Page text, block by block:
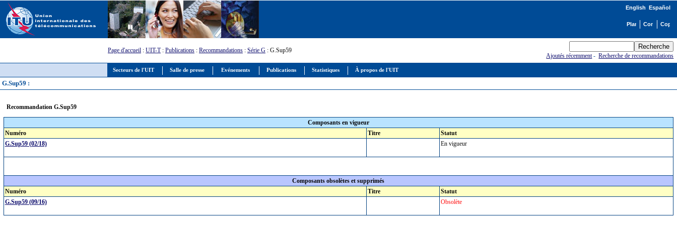
Secteurs de l'UIT Salle de presse Evénements Publications Statistiques À propos de l'UIT
English Español
Page d'accueil : UIT-T: Publications : Recommandations : Série G : G.Sup59
Ajoutés récemment-Recherche de recommandations
G.Sup59 :
Recommandation G.Sup59
Composants en vigueur
Numéro
Titre
Statut
G.Sup59 (02/18)
En vigueur
Composants obsolètes et supprimés
Numéro
Titre
Statut
G.Sup59 (09/16)
Obsolète